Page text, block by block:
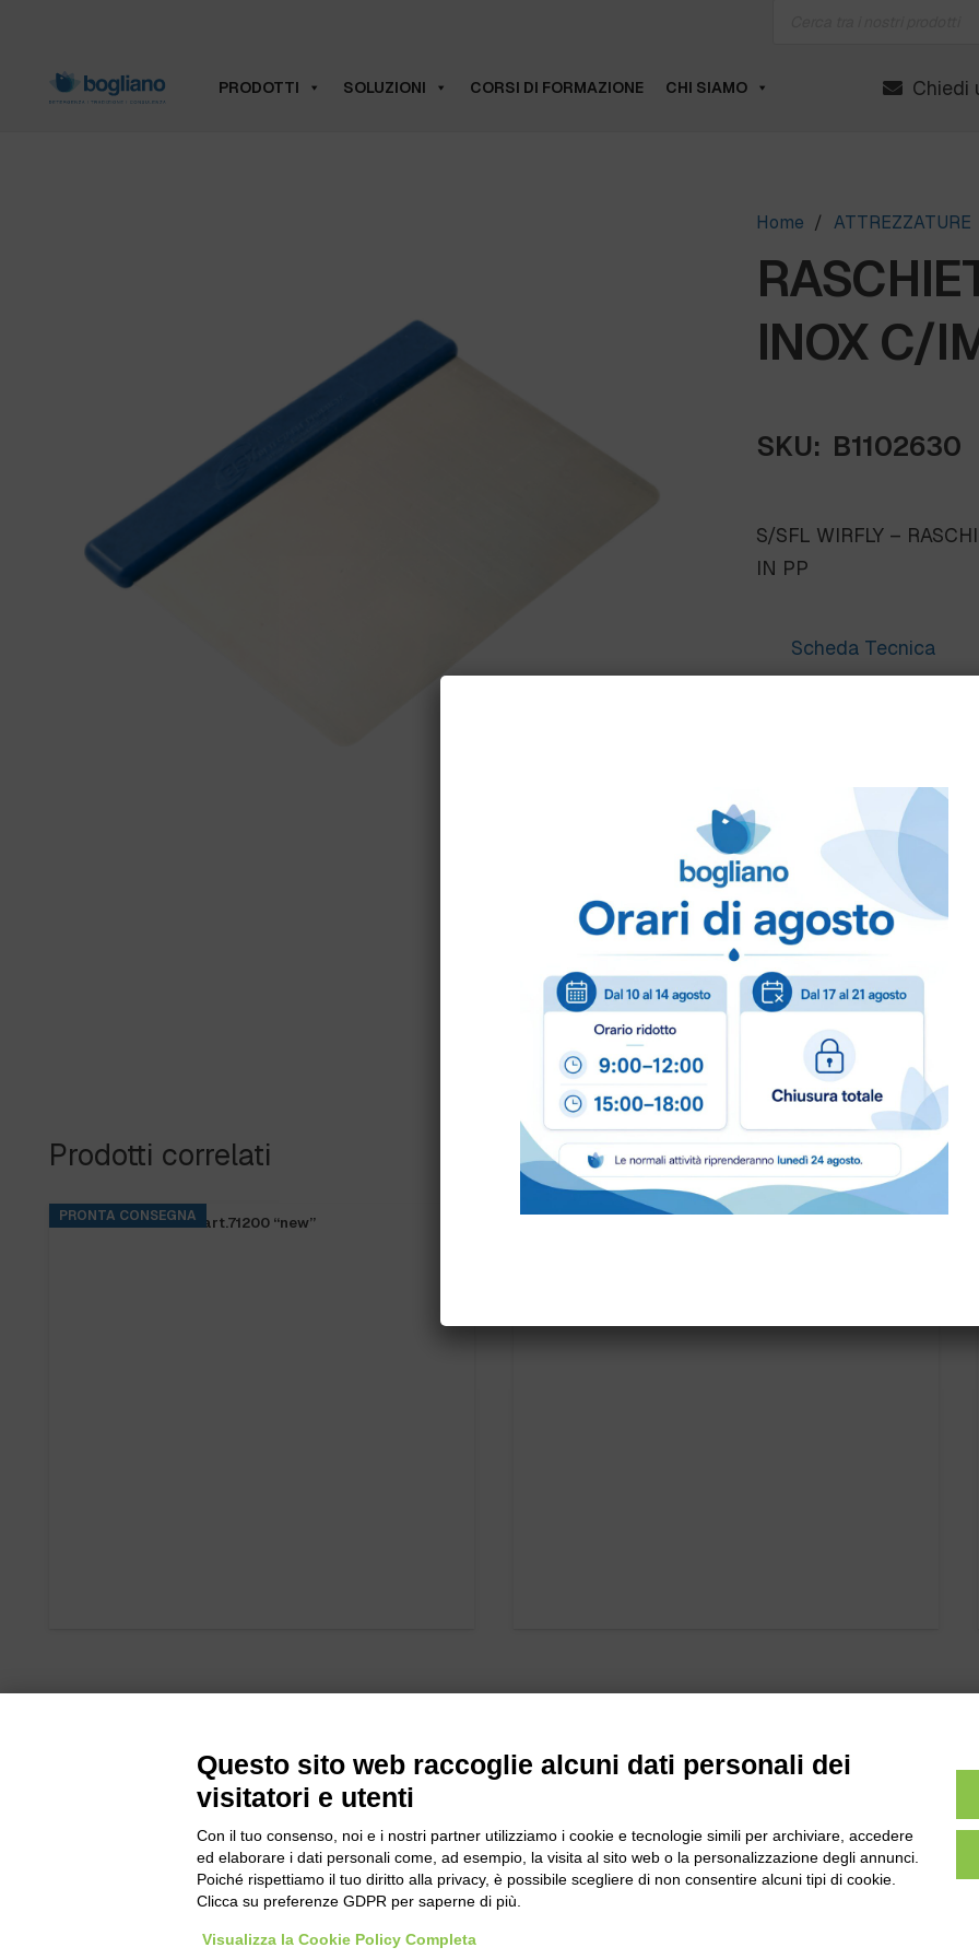
PRODOTTI SOLUZIONI CORSI DI FORMAZIONE CHI SIAMO Chiedi
Home / ATTREZZATURE
INOX C/
SKU: B1102630
S/SFL WIRFLY –
IN PP
Scheda Tecnica
Come ordinare?
Puoi ordinare chiamando al
info@bogliano.it
Per ogni informazione
COLORE:BLU
Prodotti correlati
PRONTA CONSEGNA
FRANGIA SOFT SR art.71200 “new”
Bogliano Srl
Strada Statale 231 Alba-Bra
Borgo San Martino 44, 12060
Tel:0172-478161
Fax: 0172-487399
Questo sito web raccoglie alcuni dati personali dei
visitatori e utenti
Con il tuo consenso, noi e i nostri partner utilizziamo i cookie e tecnologie simili per archiviare, accedere
ed elaborare i dati personali come, ad esempio, la visita al sito web o la personalizzazione degli annunci.
Poiché rispettiamo il tuo diritto alla privacy, è possibile scegliere di non consentire alcuni tipi di cookie.
Clicca su preferenze GDPR per saperne di più.
Visualizza la Cookie Policy Completa